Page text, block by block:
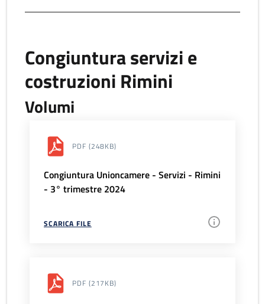
Congiuntura servizi e
costruzioni Rimini
Volumi
PDF (248KB)
Congiuntura Unioncamere - Servizi - Rimini
- 3° trimestre 2024
SCARICA FILE
PDF (217KB)